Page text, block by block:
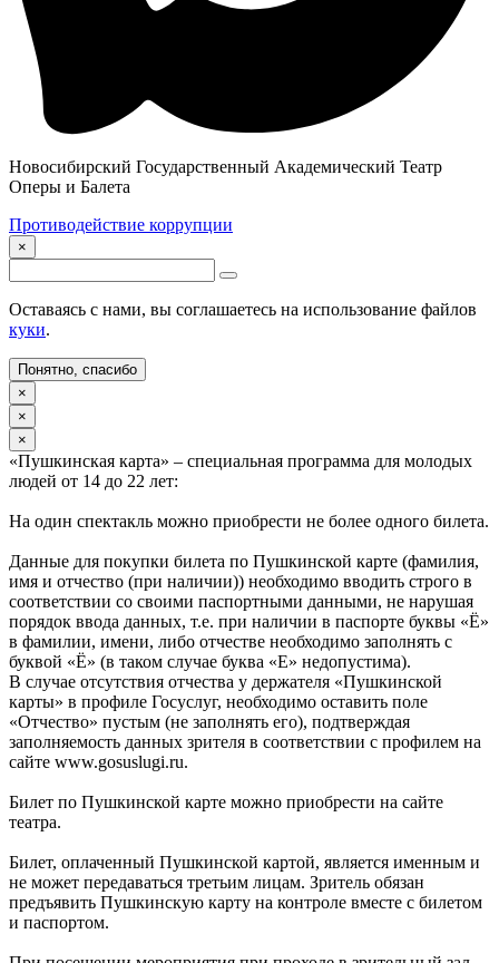
Новосибирский Государственный Академический Театр
Оперы и Балета
Противодействие коррупции
×
Оставаясь с нами, вы соглашаетесь на использование файлов
куки.
Понятно, спасибо
×
×
×
«Пушкинская карта» – специальная программа для молодых
людей от 14 до 22 лет:
На один спектакль можно приобрести не более одного билета.
Данные для покупки билета по Пушкинской карте (фамилия,
имя и отчество (при наличии)) необходимо вводить строго в
соответствии со своими паспортными данными, не нарушая
порядок ввода данных, т.е. при наличии в паспорте буквы «Ё»
в фамилии, имени, либо отчестве необходимо заполнять с
буквой «Ё» (в таком случае буква «Е» недопустима).
В случае отсутствия отчества у держателя «Пушкинской
карты» в профиле Госуслуг, необходимо оставить поле
«Отчество» пустым (не заполнять его), подтверждая
заполняемость данных зрителя в соответствии с профилем на
сайте www.gosuslugi.ru.
Билет по Пушкинской карте можно приобрести на сайте
театра.
Билет, оплаченный Пушкинской картой, является именным и
не может передаваться третьим лицам. Зритель обязан
предъявить Пушкинскую карту на контроле вместе с билетом
и паспортом.